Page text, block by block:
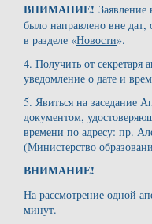
ВНИМАНИЕ! Заявление
было направлено вне дат,
в разделе «Новости».
4. Получить от
уведомление о дате и
5. Явиться на заседание
документом,
времени по адресу: пр.
(Министерство
ВНИМАНИЕ!
На рассмотрение одной
минут.